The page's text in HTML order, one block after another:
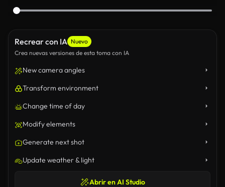
Recrear con IA Nuevo
Crea nuevas versiones de esta toma con IA
New camera angles
Transform environment
Change time of day
Modify elements
Generate next shot
Update weather & light
Abrir en AI Studio